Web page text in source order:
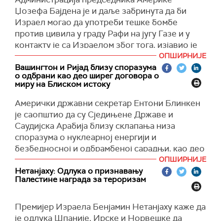
послова Радослав Сикорски.
Нагласио је и да Пољска верује да би такво
стабилно, дугорочно решење било постојање
две државе.
(Reuters)
Џозефа Бајдена је и даље забринута да би
Израел могао да употреби тешке бомбе
против цивила у граду Рафи на југу Газе и у
контакту је са Израелом због тога, изјавио је
амерички државни секретар Ентони Блинкен.
"И та забринутост остаје", рекао је Блинкен.
Администрација је саопштила овог месеца да
је прегледала испоруку оружја које би Израел
могао да употреби за велику инвазију на Рафу,
где је више од милион цивила потражило
уточиште и као резултат тога паузирала је
испоруку бомби у Израел, пренео је Ројтерс.
(Reuters)
ОПШИРНИЈЕ
Вашингтон и Ријад близу споразума
о одбрани као део ширег договора о
миру на Блиском истоку
Амерички државни секретар Ентони Блинкен
је саопштио да су Сједињене Државе и
Саудијска Арабија близу склапања низа
споразума о нуклеарној енергији и
безбедносној и одбрамбеној сарадњи, као део
ширег договора о нормализацији односа
Ријада и Тел Авива.
Рекао је да би финализација споразума могла
да је за даљу нормализацију неопходан мир у
ОПШИРНИЈЕ
Нетанјаху: Одлука о признавању
Палестине награда за тероризам
Премијер Израела Бенјамин Нетанјаху каже да
је одлука Шпаније, Ирске и Норвешке да